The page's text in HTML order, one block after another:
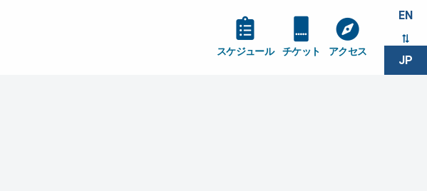
EN
JP
スケジュール チケット アクセス